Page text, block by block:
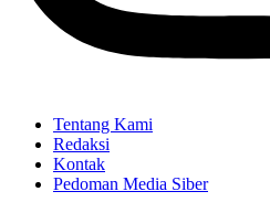
Tentang Kami
Redaksi
Kontak
Pedoman Media Siber